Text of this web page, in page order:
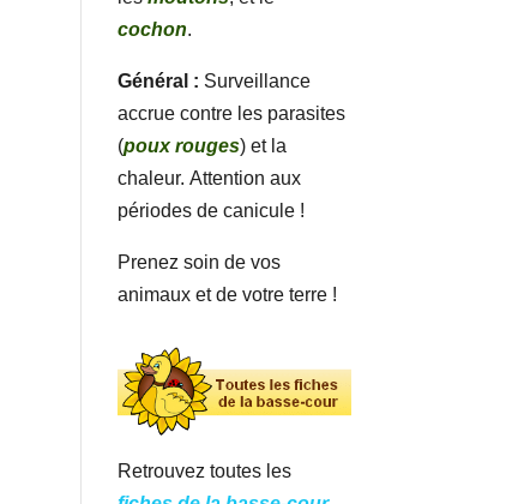
cochon.
Général : Surveillance
accrue contre les parasites
(poux rouges) et la
chaleur. Attention aux
périodes de canicule !
Prenez soin de vos
animaux et de votre terre !
Retrouvez toutes les